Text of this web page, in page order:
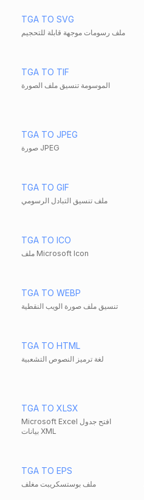
TGA TO SVG
ملف رسومات موجهة قابلة للتحجيم
TGA TO TIF
الموسومة تنسيق ملف الصورة
TGA TO JPEG
صورة JPEG
TGA TO GIF
ملف تنسيق التبادل الرسومي
TGA TO ICO
ملف Microsoft Icon
TGA TO WEBP
تنسيق ملف صورة الويب النقطية
TGA TO HTML
لغة ترميز النصوص التشعبية
TGA TO XLSX
Microsoft Excel افتح جدول
بيانات XML
TGA TO EPS
ملف بوستسكريبت مغلف